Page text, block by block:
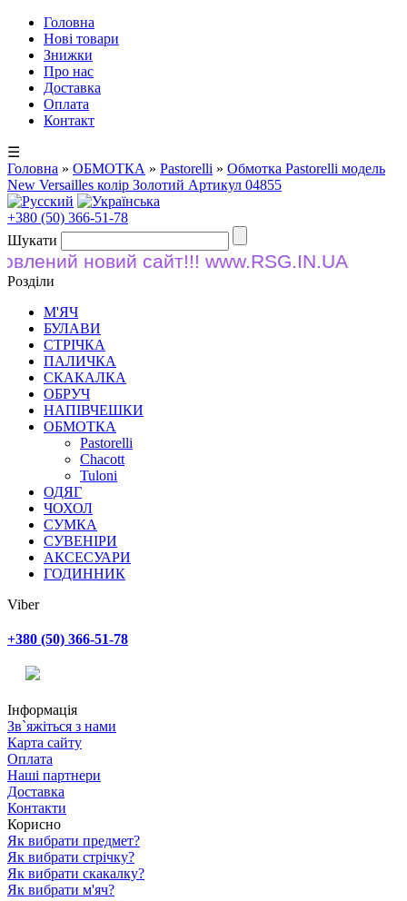
Головна
Нові товари
Знижки
Про нас
Доставка
Оплата
Контакт
☰
Головна » ОБМОТКА » Pastorelli » Обмотка Pastorelli модель
New Versailles колір Золотий Артикул 04855
+380 (50) 366-51-78
Шукати
новий сайт!!! www.RSG.IN.UA
Розділи
М'ЯЧ
БУЛАВИ
СТРІЧКА
ПАЛИЧКА
СКАКАЛКА
ОБРУЧ
НАПІВЧЕШКИ
ОБМОТКА
Pastorelli
Chacott
Tuloni
ОДЯГ
ЧОХОЛ
СУМКА
СУВЕНІРИ
АКСЕСУАРИ
ГОДИННИК
Viber
+380 (50) 366-51-78
Інформація
Зв`яжіться з нами
Карта сайту
Оплата
Наші партнери
Доставка
Контакти
Корисно
Як вибрати предмет?
Як вибрати стрічку?
Як вибрати скакалку?
Як вибрати м'яч?